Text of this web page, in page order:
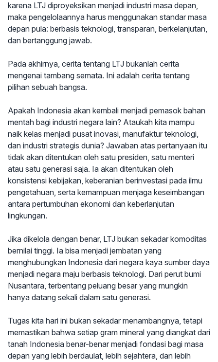
karena LTJ diproyeksikan menjadi industri masa depan,
maka pengelolaannya harus menggunakan standar masa
depan pula: berbasis teknologi, transparan, berkelanjutan,
dan bertanggung jawab.
Pada akhirnya, cerita tentang LTJ bukanlah cerita
mengenai tambang semata. Ini adalah cerita tentang
pilihan sebuah bangsa.
Apakah Indonesia akan kembali menjadi pemasok bahan
mentah bagi industri negara lain? Ataukah kita mampu
naik kelas menjadi pusat inovasi, manufaktur teknologi,
dan industri strategis dunia? Jawaban atas pertanyaan itu
tidak akan ditentukan oleh satu presiden, satu menteri
atau satu generasi saja. Ia akan ditentukan oleh
konsistensi kebijakan, keberanian berinvestasi pada ilmu
pengetahuan, serta kemampuan menjaga keseimbangan
antara pertumbuhan ekonomi dan keberlanjutan
lingkungan.
Jika dikelola dengan benar, LTJ bukan sekadar komoditas
bernilai tinggi. Ia bisa menjadi jembatan yang
menghubungkan Indonesia dari negara kaya sumber daya
menjadi negara maju berbasis teknologi. Dari perut bumi
Nusantara, terbentang peluang besar yang mungkin
hanya datang sekali dalam satu generasi.
Tugas kita hari ini bukan sekadar menambangnya, tetapi
memastikan bahwa setiap gram mineral yang diangkat dari
tanah Indonesia benar-benar menjadi fondasi bagi masa
depan yang lebih berdaulat, lebih sejahtera, dan lebih